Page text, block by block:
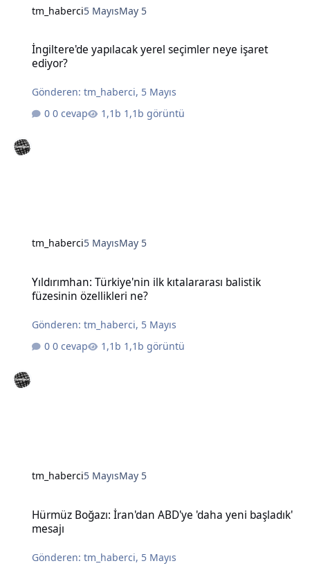
tm_haberci5 MayısMay 5
İngiltere'de yapılacak yerel seçimler neye işaret
ediyor?
Gönderen:tm_haberci, 5 Mayıs
0 cevap
1,1b görüntü
tm_haberci5 MayısMay 5
Yıldırımhan: Türkiye'nin ilk kıtalararası balistik
füzesinin özellikleri ne?
Gönderen:tm_haberci, 5 Mayıs
0 cevap
1,1b görüntü
tm_haberci5 MayısMay 5
Hürmüz Boğazı: İran'dan ABD'ye 'daha yeni başladık'
mesajı
Gönderen:tm_haberci, 5 Mayıs